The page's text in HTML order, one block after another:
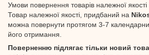
Умови повернення товарів належної якості
Товар належної якості, придбаний на
можна повернути протягом 3-7
його отримання.
Поверненню підлягає тільки новий